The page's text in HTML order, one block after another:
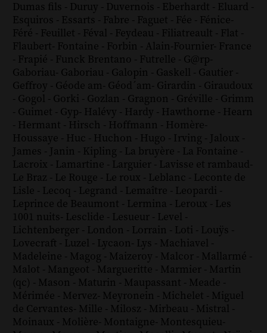
Dumas fils - Duruy - Duvernois - Eberhardt - Eluard -
Esquiros - Essarts - Fabre - Faguet - Fée - Fénice-
Féré - Feuillet - Féval - Feydeau - Filiatreault - Flat -
Flaubert- Fontaine - Forbin - Alain-Fournier- France
- Frapié - Funck Brentano - Futrelle - G@rp-
Gaboriau- Gaboriau - Galopin - Gaskell - Gautier -
Geffroy - Géode am- Géod´am- Girardin - Giraudoux
- Gogol - Gorki - Gozlan - Gragnon - Gréville - Grimm
- Guimet - Gyp- Halévy - Hardy - Hawthorne - Hearn
- Hermant - Hirsch - Hoffmann - Homère-
Houssaye - Huc - Huchon - Hugo - Irving - Jaloux -
James - Janin - Kipling - La bruyère - La Fontaine -
Lacroix - Lamartine - Larguier - Lavisse et rambaud-
Le Braz - Le Rouge - Le roux - Leblanc - Leconte de
Lisle - Lecoq - Legrand - Lemaître - Leopardi -
Leprince de Beaumont - Lermina - Leroux - Les
1001 nuits- Lesclide - Lesueur - Level -
Lichtenberger - London - Lorrain - Loti - Louÿs -
Lovecraft - Luzel - Lycaon- Lys - Machiavel -
Madeleine - Magog - Maizeroy - Malcor - Mallarmé -
Malot - Mangeot - Margueritte - Marmier - Martin
(qc) - Mason - Maturin - Maupassant - Meade -
Mérimée - Mervez- Meyronein - Michelet - Miguel
de Cervantes- Mille - Milosz - Mirbeau - Mistral -
Moinaux - Molière- Montaigne- Montesquieu-